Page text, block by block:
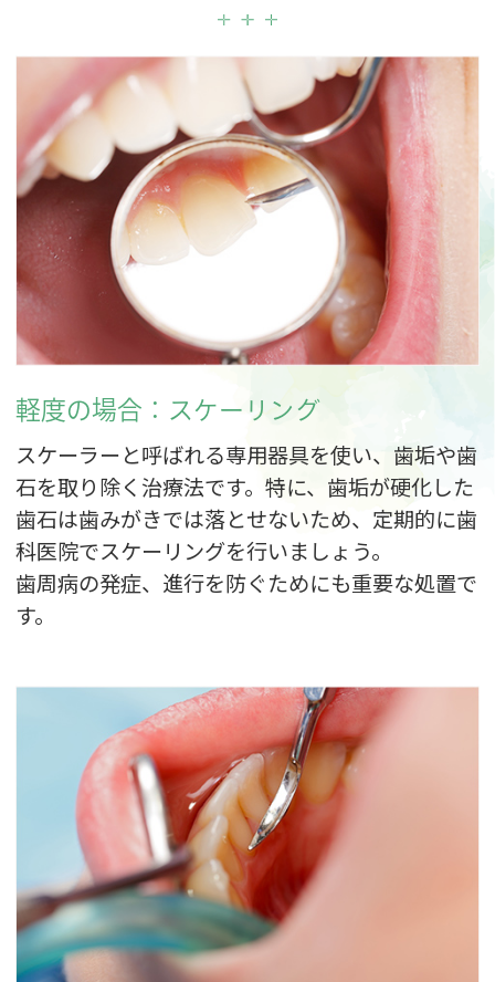
軽度の場合：スケーリング
スケーラーと呼ばれる専用器具を使い、歯垢や歯
石を取り除く治療法です。特に、歯垢が硬化した
歯石は歯みがきでは落とせないため、定期的に歯
科医院でスケーリングを行いましょう。
歯周病の発症、進行を防ぐためにも重要な処置で
す。